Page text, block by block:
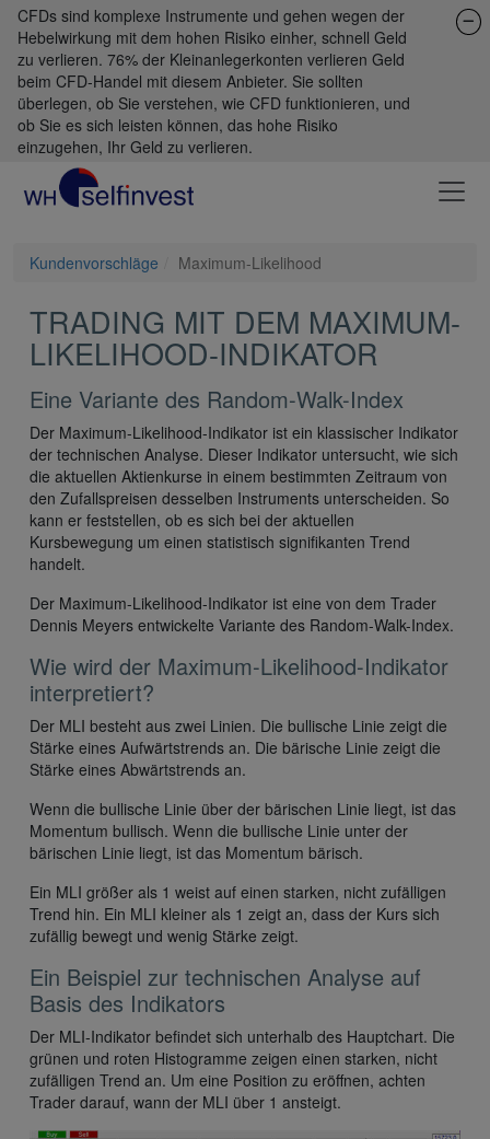
CFDs sind komplexe Instrumente und gehen wegen der
Hebelwirkung mit dem hohen Risiko einher, schnell Geld
zu verlieren. 76% der Kleinanlegerkonten verlieren Geld
beim CFD-Handel mit diesem Anbieter. Sie sollten
überlegen, ob Sie verstehen, wie CFD funktionieren, und
ob Sie es sich leisten können, das hohe Risiko
einzugehen, Ihr Geld zu verlieren.
Kundenvorschläge Maximum-Likelihood
TRADING MIT DEM MAXIMUM-
LIKELIHOOD-INDIKATOR
Eine Variante des Random-Walk-Index
Der Maximum-Likelihood-Indikator ist ein klassischer Indikator
der technischen Analyse. Dieser Indikator untersucht, wie sich
die aktuellen Aktienkurse in einem bestimmten Zeitraum von
den Zufallspreisen desselben Instruments unterscheiden. So
kann er feststellen, ob es sich bei der aktuellen
Kursbewegung um einen statistisch signifikanten Trend
handelt.
Der Maximum-Likelihood-Indikator ist eine von dem Trader
Dennis Meyers entwickelte Variante des Random-Walk-Index.
Wie wird der Maximum-Likelihood-Indikator
interpretiert?
Der MLI besteht aus zwei Linien. Die bullische Linie zeigt die
Stärke eines Aufwärtstrends an. Die bärische Linie zeigt die
Stärke eines Abwärtstrends an.
Wenn die bullische Linie über der bärischen Linie liegt, ist das
Momentum bullisch. Wenn die bullische Linie unter der
bärischen Linie liegt, ist das Momentum bärisch.
Ein MLI größer als 1 weist auf einen starken, nicht zufälligen
Trend hin. Ein MLI kleiner als 1 zeigt an, dass der Kurs sich
zufällig bewegt und wenig Stärke zeigt.
Ein Beispiel zur technischen Analyse auf
Basis des Indikators
Der MLI-Indikator befindet sich unterhalb des Hauptchart. Die
grünen und roten Histogramme zeigen einen starken, nicht
zufälligen Trend an. Um eine Position zu eröffnen, achten
Trader darauf, wann der MLI über 1 ansteigt.